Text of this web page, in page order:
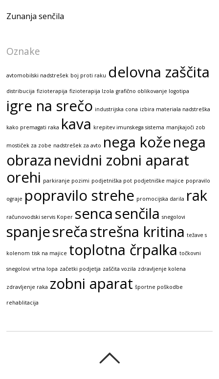
Zunanja senčila
Oznake
avtomobilski nadstrešek boj proti raku delovna zaščita
distribucija fizioterapija fizioterapija Izola grafično oblikovanje logotipa
igre na srečo industrijska cona izbira materiala nadstreška
kako premagati raka kava krepitev imunskega sistema manjkajoči zob
mostiček za zobe nadstrešek za avto nega koženega
obraza nevidni zobni aparat
orehi parkiranje pozimi podjetniška pot podjetniške majice popravilo
ograje popravilo strehe promocijska darila rak
računovodski servis Koper sencasenčila snegolovi
spanjesrečastrešna kritina težave s
kolenom tisk na majice toplotna črpalka točkovni
snegolovi vrtna lopa začetki podjetja zaščita vozila zdravljenje kolena
zdravljenje raka zobni aparat športne poškodbe
rehablitacija